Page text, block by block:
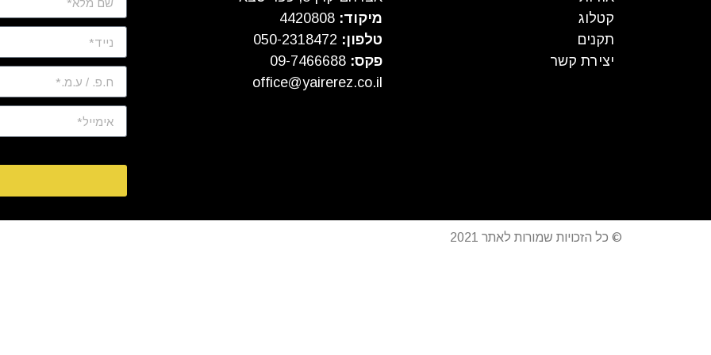
קטלוג
תקנים
יצירת קשר
מיקוד:
טלפון:
פקס: 09-7466688
office@yairerez.co.il
© כל הזכויות שמורות לאתר 2021